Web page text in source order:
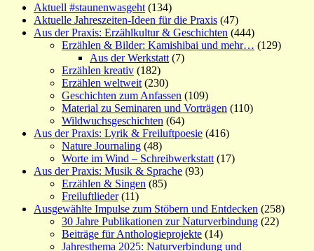
Aktuell #staunenwasgeht (134)
Aktuelle Jahreszeiten-Ideen für die Praxis (47)
Aus der Praxis: Erzählkultur & Geschichten (444)
Erzählen & Bilder: Kamishibai und mehr… (129)
Aus der Werkstatt (7)
Erzählen kreativ (182)
Erzählen weltweit (230)
Geschichten zum Anfassen (109)
Material zu Seminaren und Vorträgen (110)
Wildwuchsgeschichten (64)
Aus der Praxis: Lyrik & Freiluftpoesie (416)
Nature Journaling (48)
Worte im Wind – Schreibwerkstatt (17)
Aus der Praxis: Musik & Sprache (93)
Erzählen & Singen (85)
Freiluftlieder(11)
Ausgewählte Impulse zum Stöbern und Entdecken (258)
30 Jahre Publikationen zur Naturverbindung (22)
Beiträge für Anthologieprojekte (14)
Jahresthema 2025: Naturverbindung und